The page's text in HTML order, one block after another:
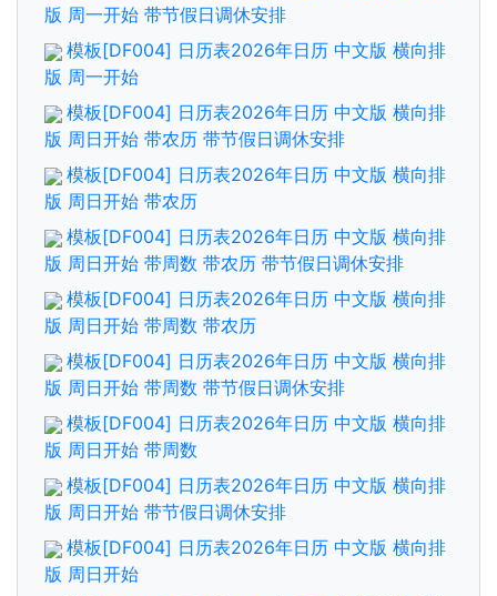
版 周一开始 带节假日调休安排
模板[DF004] 日历表2026年日历 中文版 横向排
版 周一开始
模板[DF004] 日历表2026年日历 中文版 横向排
版 周日开始 带农历 带节假日调休安排
模板[DF004] 日历表2026年日历 中文版 横向排
版 周日开始 带农历
模板[DF004] 日历表2026年日历 中文版 横向排
版 周日开始 带周数 带农历 带节假日调休安排
模板[DF004] 日历表2026年日历 中文版 横向排
版 周日开始 带周数 带农历
模板[DF004] 日历表2026年日历 中文版 横向排
版 周日开始 带周数 带节假日调休安排
模板[DF004] 日历表2026年日历 中文版 横向排
版 周日开始 带周数
模板[DF004] 日历表2026年日历 中文版 横向排
版 周日开始 带节假日调休安排
模板[DF004] 日历表2026年日历 中文版 横向排
版 周日开始